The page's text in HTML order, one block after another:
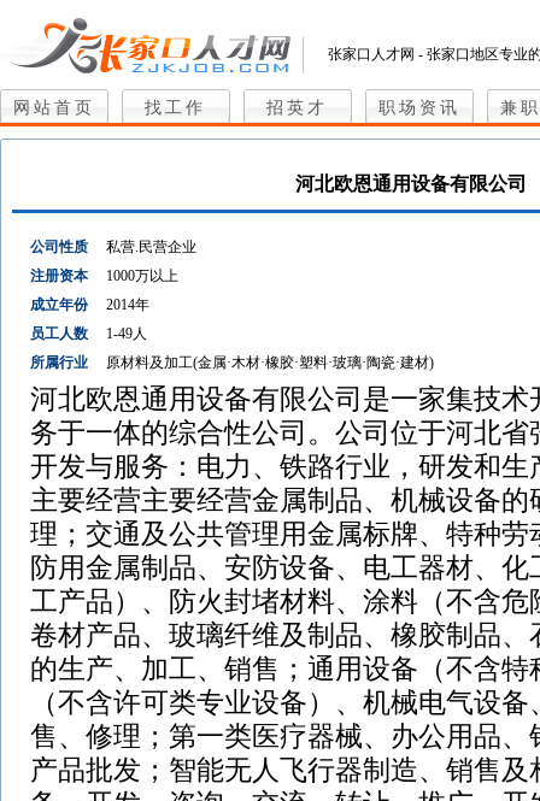
张家口人才网 - 张家口地区专业
网站首页 找工作 招英才 职场资讯 兼
河北欧恩通用设备有限公司
公司性质
私营.民营企业
注册资本
1000万以上
成立年份
2014年
员工人数
1-49人
所属行业
原材料及加工(金属·木材·橡胶·塑料·玻璃·陶瓷·建材)
河北欧恩通用设备有限公司是一家集技
务于一体的综合性公司。公司位于河北
开发与服务：电力、铁路行业，研发和
主要经营主要经营金属制品、机械设备
理；交通及公共管理用金属标牌、特种
防用金属制品、安防设备、电工器材、
工产品）、防火封堵材料、涂料（不含
卷材产品、玻璃纤维及制品、橡胶制品
的生产、加工、销售；通用设备（不含
（不含许可类专业设备）、机械电气设
售、修理；第一类医疗器械、办公用品
产品批发；智能无人飞行器制造、销售